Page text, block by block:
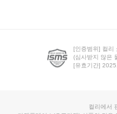
[인증범위] 컬리
(심사받지 않은
[유효기간]
컬리에서